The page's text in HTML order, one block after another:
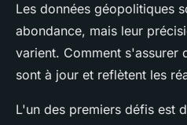
Les données géopolitiques
abondance, mais leur
varient. Comment s'assurer
sont à jour et reflètent les
L'un des premiers défis est